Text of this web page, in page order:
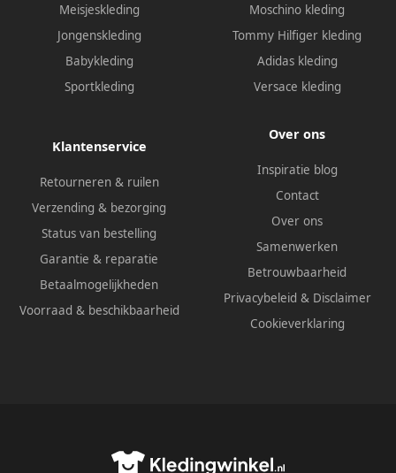
Meisjeskleding
Jongenskleding
Babykleding
Sportkleding
Moschino kleding
Tommy Hilfiger kleding
Adidas kleding
Versace kleding
Klantenservice
Retourneren & ruilen
Verzending & bezorging
Status van bestelling
Garantie & reparatie
Betaalmogelijkheden
Voorraad & beschikbaarheid
Over ons
Inspiratie blog
Contact
Over ons
Samenwerken
Betrouwbaarheid
Privacybeleid & Disclaimer
Cookieverklaring